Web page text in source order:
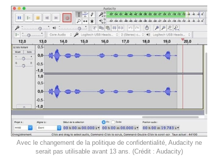
Avec le changement de la politique de confidentialité, Audacity ne
serait pas utilisable avant 13 ans. (Crédit : Audacity)